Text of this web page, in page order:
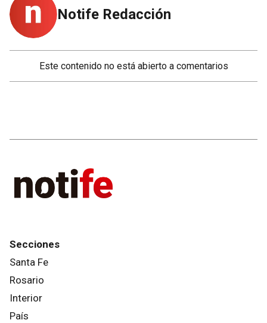
Notife Redacción
Este contenido no está abierto a comentarios
Secciones
Santa Fe
Rosario
Interior
País